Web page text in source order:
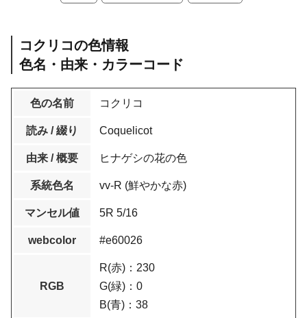
コクリコの色情報
色名・由来・カラーコード
色の名前 コクリコ
読み / 綴り Coquelicot
由来 / 概要 ヒナゲシの花の色
系統色名 vv-R (鮮やかな赤)
マンセル値 5R 5/16
webcolor #e60026
RGB
R(赤)：230
G(緑)：0
B(青)：38